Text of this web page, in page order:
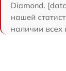
Diamond.
нашей
наличии всех